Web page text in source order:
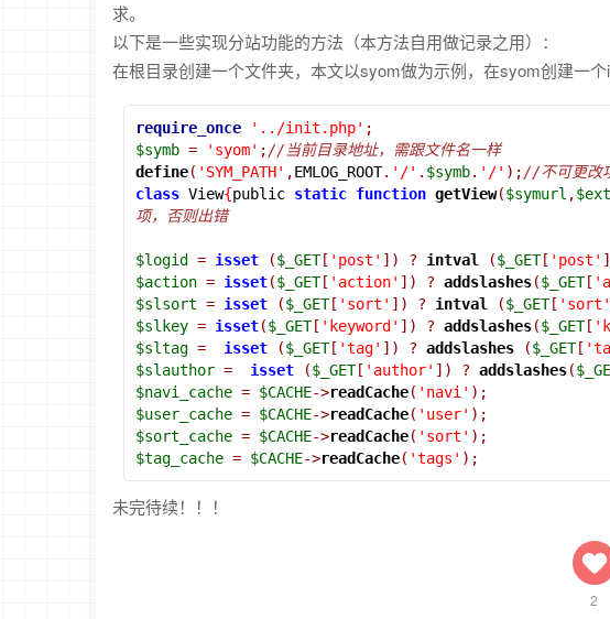
求。
以下是一些实现分站功能的方法（本方法自用做记录之用）：
在根目录创建一个文件夹，本文以syom做为示例，在syom创建一个
require_once '../init.php' ;
$symb = 'syom' ;//当前目录地址，需跟文件名一样
define( 'SYM_PATH' ,EMLOG_ROOT. '/' . $symb. '/' );//不可更改
class View{public static function getView($symurl ,$ext
项，否则出错
$logid = isset ($_GET[ 'post' ]) ? intval ($_GET[ 'post'
$action = isset($_GET[ 'action' ]) ? addslashes($_GET[
$slsort = isset ($_GET[ 'sort' ]) ? intval ($_GET[ 'sort'
$slkey = isset($_GET[ 'keyword' ]) ? addslashes($_GET[
$sltag = isset ($_GET[ 'tag' ]) ? addslashes ($_GET[
$slauthor = isset ($_GET[ 'author' ]) ? addslashes(
$navi_cache = $CACHE->readCache( 'navi' );
$user_cache = $CACHE->readCache( 'user' );
$sort_cache = $CACHE->readCache( 'sort' );
$tag_cache = $CACHE->readCache( 'tags' );
未完待续！！！
2